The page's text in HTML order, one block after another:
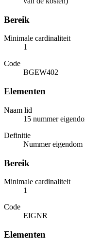
Bereik
Minimale cardinaliteit
1
Code
BGEW402
Elementen
Naam lid
15 nummer
Definitie
Nummer eigendom
Bereik
Minimale cardinaliteit
1
Code
EIGNR
Elementen